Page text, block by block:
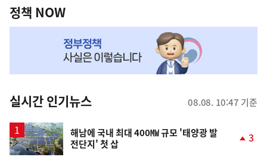
책
NOW,
뉴
스
정책 NOW
실시간 인기뉴스 08.08. 10:47 기준
해남에 국내 최대 400㎿ 규모 '태양광 발
전단지' 첫 삽
3